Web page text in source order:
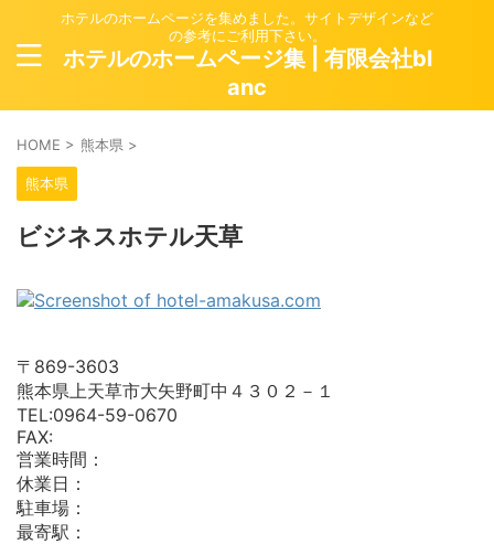
ホテルのホームページを集めました。サイトデザインなど
の参考にご利用下さい。
ホテルのホームページ集 | 有限会社bl
anc
HOME > 熊本県 >
熊本県
ビジネスホテル天草
〒869-3603
熊本県上天草市大矢野町中４３０２－１
TEL:0964-59-0670
FAX:
営業時間：
休業日：
駐車場：
最寄駅：